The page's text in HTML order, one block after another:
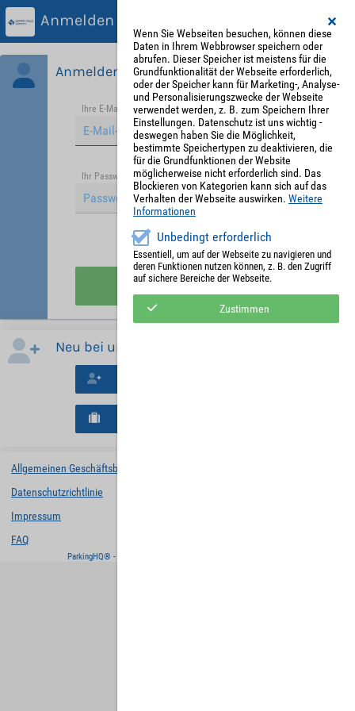
Anmelden
Anmelden
Ihre E-Mail-Adresse *
Passwort vergessen?
Ihr Passwort *
Angemeldet bleiben
Anmelden
Neu bei uns?
Allgemeinen Geschäftsbedingungen
Datenschutzrichtlinie
Impressum
FAQ
ParkingHQ® - eine Lösung von
Wenn Sie Webseiten besuchen, können diese
Daten in Ihrem Webbrowser speichern oder
abrufen. Dieser Speicher ist meistens für die
Grundfunktionalität der Webseite erforderlich,
oder der Speicher kann für Marketing-, Analyse-
und Personalisierungszwecke der Webseite
verwendet werden, z. B. zum Speichern Ihrer
Einstellungen. Datenschutz ist uns wichtig -
deswegen haben Sie die Möglichkeit,
bestimmte Speichertypen zu deaktivieren, die
für die Grundfunktionen der Website
möglicherweise nicht erforderlich sind. Das
Blockieren von Kategorien kann sich auf das
Verhalten der Webseite auswirken. Weitere
Informationen
Unbedingt erforderlich
Essentiell, um auf der Webseite zu navigieren und
deren Funktionen nutzen können, z. B. den Zugriff
auf sichere Bereiche der Webseite.
Zustimmen